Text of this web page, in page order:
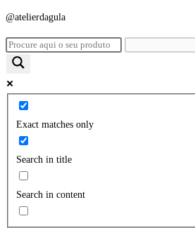
@atelierdagula
Exact matches only
Search in title
Search in content